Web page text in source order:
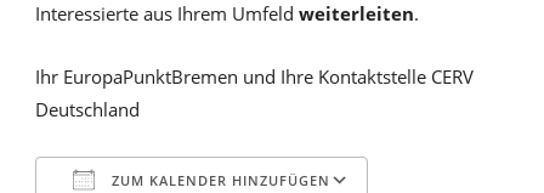
Interessierte aus Ihrem Umfeld weiterleiten.
Ihr EuropaPunktBremen und Ihre Kontaktstelle CERV
Deutschland
ZUM KALENDER HINZUFÜGEN